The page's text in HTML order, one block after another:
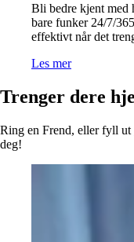
Bli bedre kjent med
bare funker 24/7/
effektivt når det
Les mer
Trenger dere
Ring en Frend, eller fyll ut
deg!